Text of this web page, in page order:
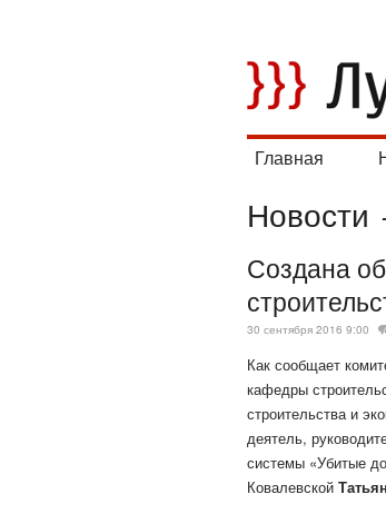
Главная
Новости
Создана
30 сентября 2016 9:00
Как сообщает
кафедры
строительства и
деятель,
системы «Убитые
Ковалевской